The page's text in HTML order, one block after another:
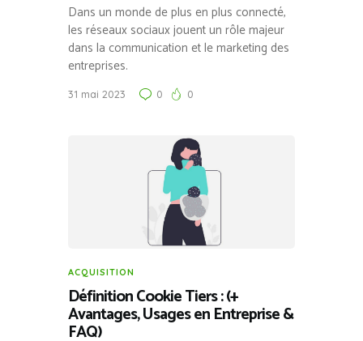
Dans un monde de plus en plus connecté,
les réseaux sociaux jouent un rôle majeur
dans la communication et le marketing des
entreprises.
31 mai 2023 0 0
ACQUISITION
Définition Cookie Tiers : (+
Avantages, Usages en Entreprise &
FAQ)